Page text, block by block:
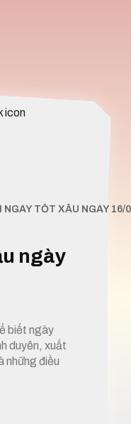
NGÀY TỐT XẤU NGÀY 16/
ngày
biết ngày
duyên, xuất
những điều